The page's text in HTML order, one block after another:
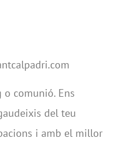
comunió. Ens
del teu
i amb el millor